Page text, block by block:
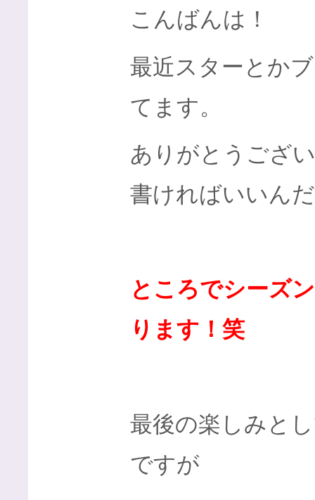
こんばんは！
最近スターとか
てます。
ありがとうござ
書ければいいん
ところでシーズ
ります！笑
最後の楽しみと
ですが